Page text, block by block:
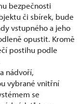
bezpečnosti
či sbírek, bude
vstupného a jeho
opustit. Kromě
postihu podle
nádvoří,
vybrané vnitřní
se